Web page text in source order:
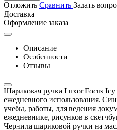
Отложить Сравнить Задать
Доставка
Оформление заказа
Описание
Особенности
Отзывы
Шариковая ручка Luxor Focus
ежедневного использования.
учебы, работы, для ведения
ежедневнике, рисунков в
Чернила шариковой ручки на